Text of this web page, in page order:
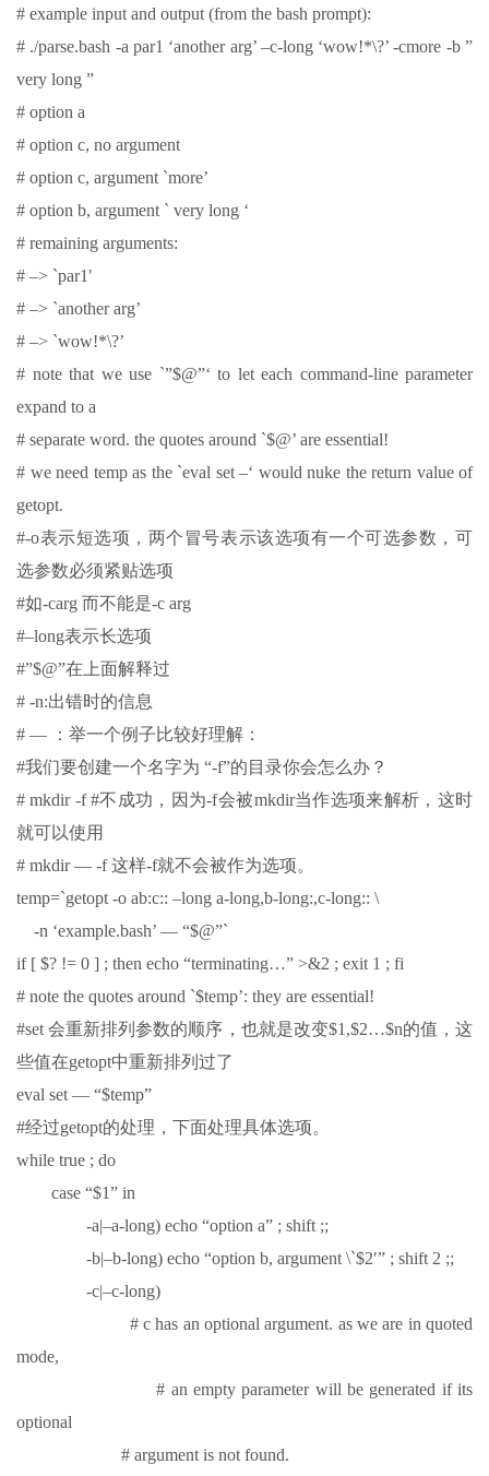
# example input and output (from the bash prompt):
# ./parse.bash -a par1 ‘another arg’ –c-long ‘wow!*\?’ -cmore -b ”
very long ”
# option a
# option c, no argument
# option c, argument `more’
# option b, argument ` very long ‘
# remaining arguments:
# –> `par1′
# –> `another arg’
# –> `wow!*\?’
# note that we use `”$@”‘ to let each command-line parameter
expand to a
# separate word. the quotes around `$@’ are essential!
# we need temp as the `eval set –‘ would nuke the return value of
getopt.
#-o表示短选项，两个冒号表示该选项有一个可选参数，可
选参数必须紧贴选项
#如-carg 而不能是-c arg
#–long表示长选项
#”$@”在上面解释过
# -n:出错时的信息
# — ：举一个例子比较好理解：
#我们要创建一个名字为 “-f”的目录你会怎么办？
# mkdir -f #不成功，因为-f会被mkdir当作选项来解析，这时
就可以使用
# mkdir — -f 这样-f就不会被作为选项。
temp=`getopt -o ab:c:: –long a-long,b-long:,c-long:: \
-n ‘example.bash’ — “$@”`
if [ $? != 0 ] ; then echo “terminating…” >&2 ; exit 1 ; fi
# note the quotes around `$temp’: they are essential!
#set 会重新排列参数的顺序，也就是改变$1,$2…$n的值，这
些值在getopt中重新排列过了
eval set — “$temp”
#经过getopt的处理，下面处理具体选项。
while true ; do
case “$1” in
-a|–a-long) echo “option a” ; shift ;;
-b|–b-long) echo “option b, argument \`$2′” ; shift 2 ;;
-c|–c-long)
# c has an optional argument. as we are in quoted
mode,
# an empty parameter will be generated if its
optional
# argument is not found.